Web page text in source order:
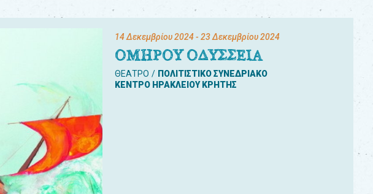
14 Δεκεμβρίου 2024- 23 Δεκεμβρίου 2024
ΟΜΗΡΟΥ ΟΔΥΣΣΕΙΑ
ΘΕΑΤΡΟ
ΠΟΛΙΤΙΣΤΙΚΟ ΣΥΝΕΔΡΙΑΚΟ
ΚΕΝΤΡΟ ΗΡΑΚΛΕΙΟΥ ΚΡΗΤΗΣ